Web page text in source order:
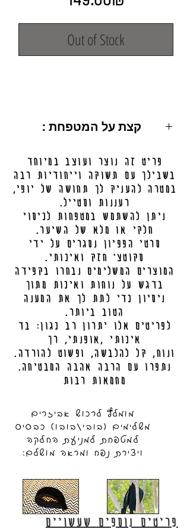
Out of Stock
: קצת על המטפחת
ניתן לכיסוי מלא / חלקי.
מידע נוסף בתחתית העמוד.
פריט זה נוצר ועוצב במיוחד
בשבילך עם תשוקה וייחודיות רבה
במטרה להעניק לך תחושה של יופי,
רעננות וסטייל.
ניתן להשתמש במטפחות לכיסוי
חלקי או מלא של השיער.
סרטי הפפיון נסגרים על ידי
סקוטצ' חזק ואיכותי.
המוצרים המשלימים נבחרו בקפידה
בדגש על נוחות ואיכות מתוך
ניסיון כדי לתת לך את המענה
הטוב ביותר.
לפריטים אלו יתרון רב כגון: בד
איכותי ,אופנתי, רך
.ונוח, קל להלבשה, ופשוט להורדה
.נתפרו עם הרבה אהבה המבטיחה
מחמאות רבות
מומלץ לרכוש אביזרים
משלימים (בובי/בובו) כבסיס
למטפחת למניעת החלקה
ויצירת נפח ומראה מושלם:
פריטים נוספים שעשויים